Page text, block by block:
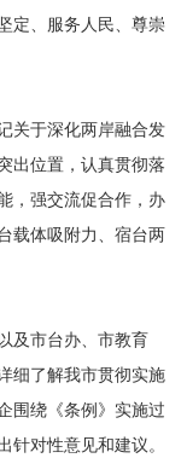
定、服务人民、尊崇
于深化两岸融合发
出位置，认真贯彻落
，强交流促合作，办
载体吸附力、宿台两
市台办、市教育
细了解我市贯彻实施
围绕《条例》实施过
针对性意见和建议。